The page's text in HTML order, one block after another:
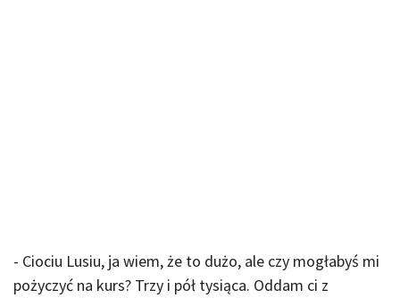
- Ciociu Lusiu, ja wiem, że to dużo, ale czy mogłabyś mi
pożyczyć na kurs? Trzy i pół tysiąca. Oddam ci z